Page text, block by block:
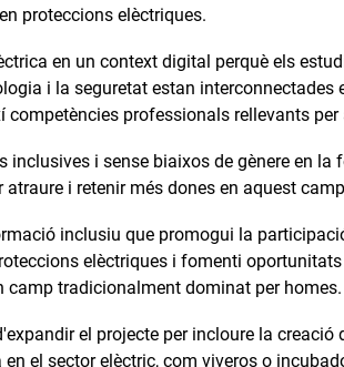
proteccions elèctriques.
en un context digital perquè els
i la seguretat estan interconnectades
competències professionals rellevants per
inclusives i sense biaixos de gènere en la
atraure i retenir més dones en aquest
inclusiu que promogui la
elèctriques i fomenti
camp tradicionalment dominat per homes.
el projecte per incloure la creació
el sector elèctric, com viveros o